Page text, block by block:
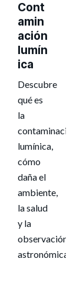
Cont
amin
ación
lumín
ica
Descubre
qué es
la
contaminación
lumínica,
cómo
daña el
ambiente,
la salud
y la
observación
astronómica.